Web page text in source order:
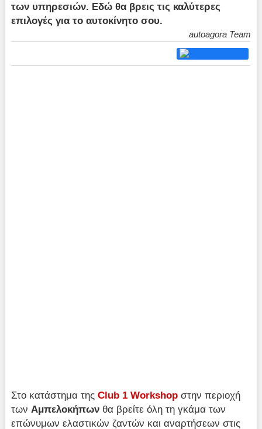
των υπηρεσιών. Εδώ θα βρεις τις καλύτερες
επιλογές για το αυτοκίνητο σου.
autoagora Team
Στο κατάστημα τηςClub 1 Workshopστην περιοχή
των Αμπελοκήπων θα βρείτε όλη τη γκάμα των
επώνυμων ελαστικών ζαντών και αναρτήσεων στις